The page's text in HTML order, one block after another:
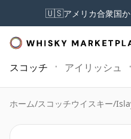
🇺🇸アメリカ合衆国
スコッチ アイリッシュ
ホーム/スコッチウイスキー/